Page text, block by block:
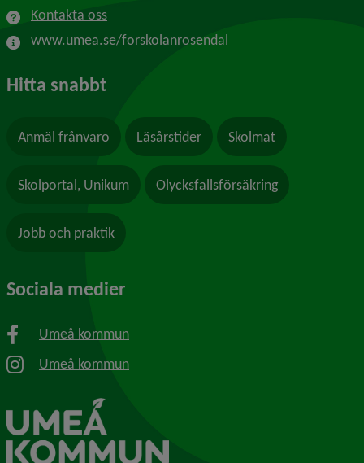
Kontakta oss
www.umea.se/forskolanrosendal
Hitta snabbt
Anmäl frånvaro Läsårstider Skolmat
Skolportal, Unikum Olycksfallsförsäkring
Jobb och praktik
Sociala medier
Umeå kommun
Umeå kommun